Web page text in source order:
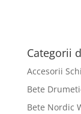
Categorii
Accesorii Schi
Bete
Bete Nordic